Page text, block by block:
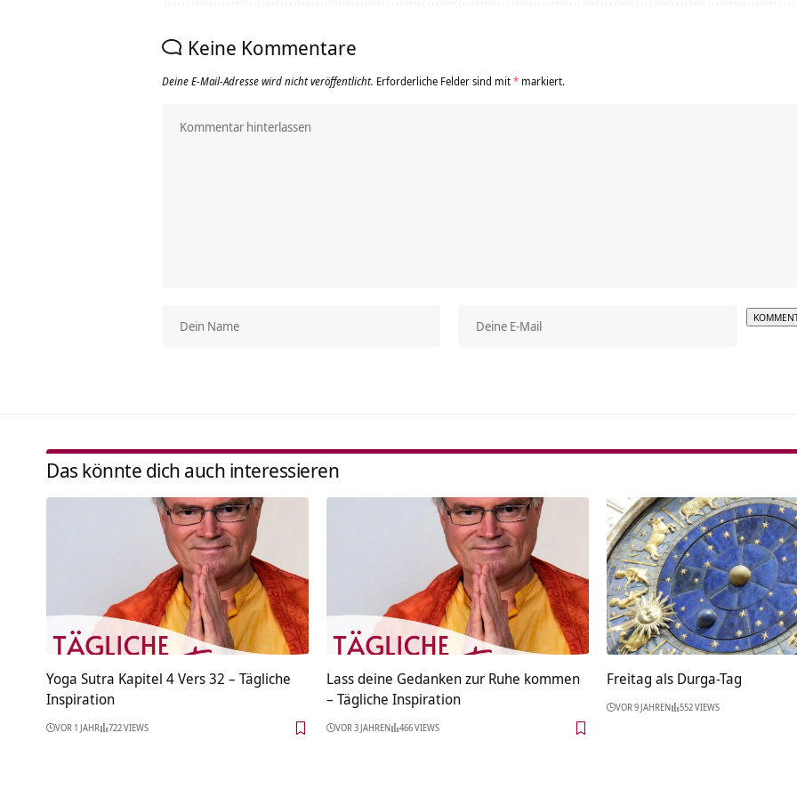
Keine Kommentare
Deine E-Mail-Adresse wird nicht veröffentlicht. Erforderliche Felder sind mit* markiert.
Das könnte dich auch interessieren
Yoga Sutra Kapitel 4 Vers 32 – Tägliche
Inspiration
VOR 1 JAHR 722 VIEWS
Lass deine Gedanken zur Ruhe kommen
– Tägliche Inspiration
VOR 3 JAHREN 466 VIEWS
Freitag als Durga-Tag
VOR 9 JAHREN 552 VIEWS